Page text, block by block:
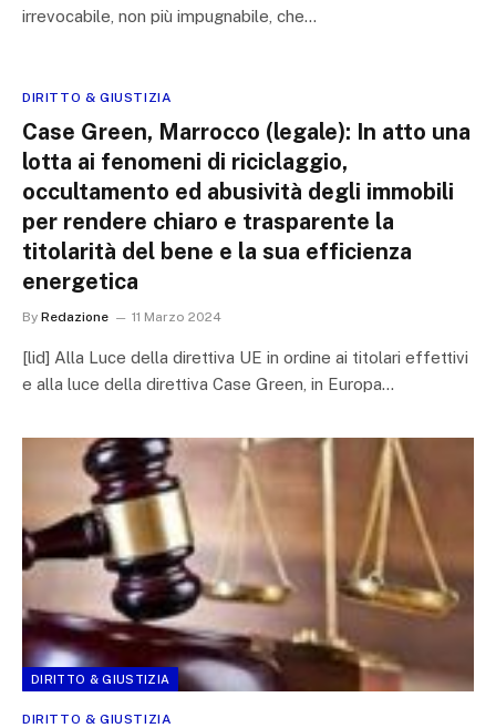
irrevocabile, non più impugnabile, che…
DIRITTO & GIUSTIZIA
Case Green, Marrocco (legale): In atto una
lotta ai fenomeni di riciclaggio,
occultamento ed abusività degli immobili
per rendere chiaro e trasparente la
titolarità del bene e la sua efficienza
energetica
By Redazione 11 Marzo 2024
[lid] Alla Luce della direttiva UE in ordine ai titolari effettivi
e alla luce della direttiva Case Green, in Europa…
DIRITTO & GIUSTIZIA
DIRITTO & GIUSTIZIA